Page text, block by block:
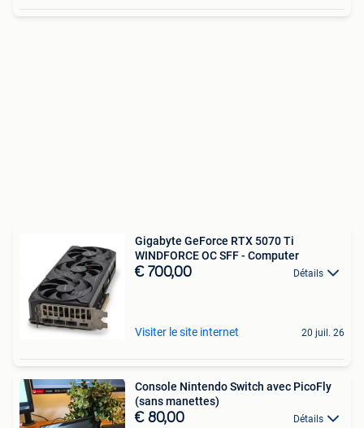
Gigabyte GeForce RTX 5070 Ti
WINDFORCE OC SFF - Computer
€ 700,00 Détails
Visiter le site internet 20 juil. 26
Console Nintendo Switch avec PicoFly
(sans manettes)
€ 80,00 Détails